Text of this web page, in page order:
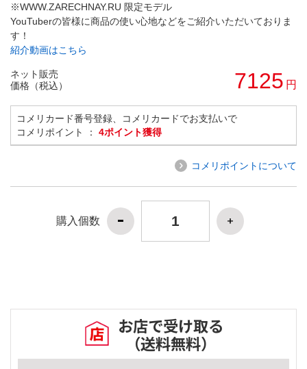
※WWW.ZARECHNAY.RU 限定モデル
YouTuberの皆様に商品の使い心地などをご紹介いただいておりま
す！
紹介動画はこちら
ネット販売
価格（税込）
7125 円
コメリカード番号登録、コメリカードでお支払いで
コメリポイント ： 4ポイント獲得
コメリポイントについて
購入個数
お店で受け取る
（送料無料）